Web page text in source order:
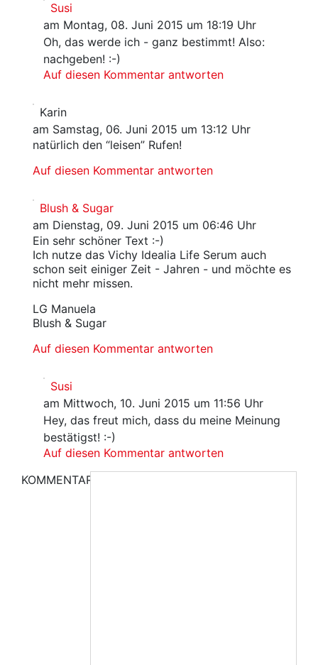
Susi
am Montag, 08. Juni 2015 um 18:19 Uhr
Oh, das werde ich - ganz bestimmt! Also:
nachgeben! :-)
Auf diesen Kommentar antworten
Karin
am Samstag, 06. Juni 2015 um 13:12 Uhr
natürlich den “leisen” Rufen!
Auf diesen Kommentar antworten
Blush & Sugar
am Dienstag, 09. Juni 2015 um 06:46 Uhr
Ein sehr schöner Text :-)
Ich nutze das Vichy Idealia Life Serum auch
schon seit einiger Zeit - Jahren - und möchte es
nicht mehr missen.
LG Manuela
Blush & Sugar
Auf diesen Kommentar antworten
Susi
am Mittwoch, 10. Juni 2015 um 11:56 Uhr
Hey, das freut mich, dass du meine Meinung
bestätigst! :-)
Auf diesen Kommentar antworten
KOMMENTAR